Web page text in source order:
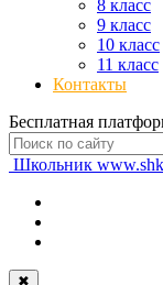
8 класс
9 класс
10 класс
11 класс
Контакты
Бесплатная
Школьник
✖